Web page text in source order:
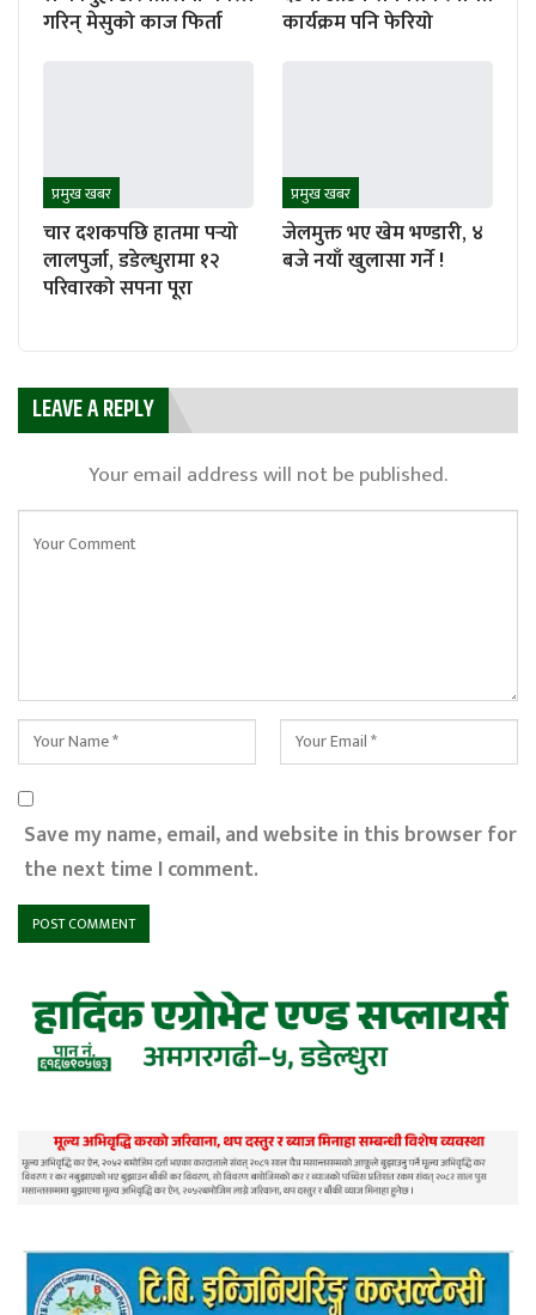
गरिन् मेसुको काज फिर्ता
कार्यक्रम पनि फेरियो
प्रमुख खबर
चार दशकपछि हातमा पर्‍यो
लालपुर्जा, डडेल्धुरामा १२
परिवारको सपना पूरा
प्रमुख खबर
जेलमुक्त भए खेम भण्डारी, ४
बजे नयाँ खुलासा गर्ने !
LEAVE A REPLY
Your email address will not be published.
Save my name, email, and website in this browser for
the next time I comment.